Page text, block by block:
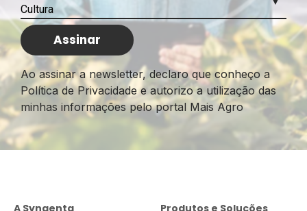
Ao assinar a newsletter, declaro que conheço a
Política de Privacidade e autorizo a utilização das
minhas informações pelo portal Mais Agro
A Syngenta Produtos e Soluções